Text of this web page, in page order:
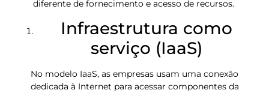
diferente de fornecimento e acesso de recursos.
Infraestrutura como
serviço (IaaS)
No modelo IaaS, as empresas usam uma conexão
dedicada à Internet para acessar componentes da